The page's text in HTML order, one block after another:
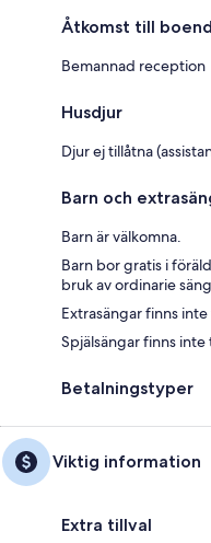
Åtkomst till
Bemannad reception
Husdjur
Djur ej tillåtna
Barn och
Barn är välkomna.
Barn bor gratis i
bruk av ordinarie
Extrasängar finns
Spjälsängar finns
Betalningstyper
Viktig information
Extra tillval